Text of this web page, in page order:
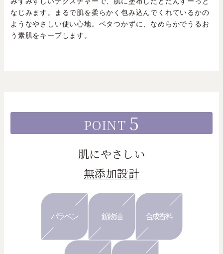
なじみます。まるで肌を柔らかく包み込んでくれているかの
ようなやさしい使い心地。ベタつかずに、なめらかでうるお
う素肌をキープします。
POINT 5
肌にやさしい
無添加設計
パラベン 鉱物油 合成香料